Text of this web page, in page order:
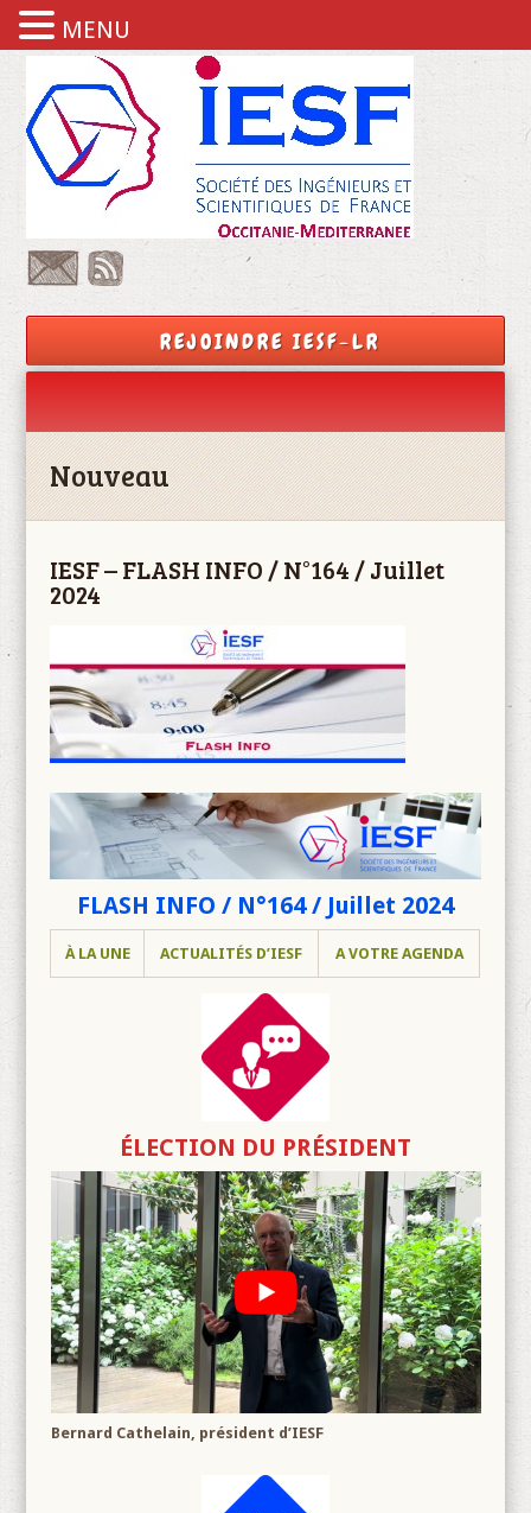
REJOINDRE IESF-LR
Nouveau
IESF – FLASH INFO / N°164 / Juillet
2024
FLASH INFO / N°164 / Juillet 2024
À LA UNE ACTUALITÉS D’IESF A VOTRE AGENDA
ÉLECTION DU PRÉSIDENT
Bernard Cathelain, président d’IESF
MENU